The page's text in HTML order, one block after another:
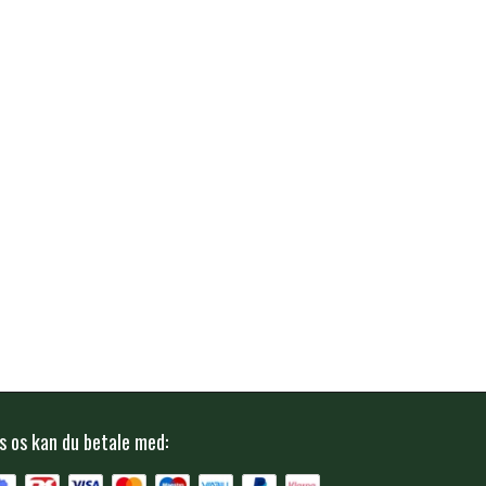
os kan du betale med: